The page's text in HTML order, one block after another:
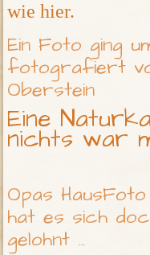
wie hier.
Ein Foto ging
fotografiert
Oberstein
Eine
nichts war
Opas
hat es sich
gelohnt ...